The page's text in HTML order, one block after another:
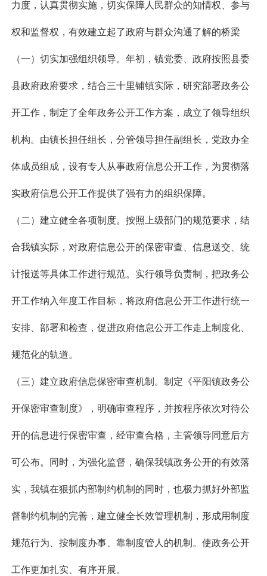
力度，认真贯彻实施，切实保障人民群众的知情权、参与
权和监督权，有效建立起了政府与群众沟通了解的桥梁
（一）切实加强组织领导。年初，镇党委、政府按照县委
县政府政府要求，结合三十里铺镇实际，研究部署政务公
开工作，制定了全年政务公开工作方案，成立了领导组织
机构。由镇长担任组长，分管领导担任副组长，党政办全
体成员组成，设有专人从事政府信息公开工作，为贯彻落
实政府信息公开工作提供了强有力的组织保障。
（二）建立健全各项制度。按照上级部门的规范要求，结
合我镇实际，对政府信息公开的保密审查、信息送交、统
计报送等具体工作进行规范。实行领导负责制，把政务公
开工作纳入年度工作目标，将政府信息公开工作进行统一
安排、部署和检查，促进政府信息公开工作走上制度化、
规范化的轨道。
（三）建立政府信息保密审查机制。制定《平阳镇政务公
开保密审查制度》，明确审查程序，并按程序依次对待公
开的信息进行保密审查，经审查合格，主管领导同意后方
可公布。同时，为强化监督，确保我镇政务公开的有效落
实，我镇在狠抓内部制约机制的同时，也极力抓好外部监
督制约机制的完善，建立健全长效管理机制，形成用制度
规范行为、按制度办事、靠制度管人的机制。使政务公开
工作更加扎实、有序开展。